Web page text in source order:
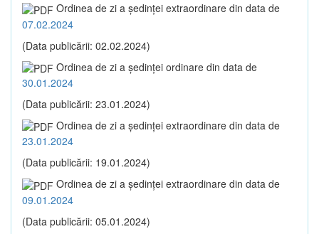
Ordinea de zi a şedinţei extraordinare din data de
07.02.2024
(Data publicării: 02.02.2024)
Ordinea de zi a şedinţei ordinare din data de
30.01.2024
(Data publicării: 23.01.2024)
Ordinea de zi a şedinţei extraordinare din data de
23.01.2024
(Data publicării: 19.01.2024)
Ordinea de zi a şedinţei extraordinare din data de
09.01.2024
(Data publicării: 05.01.2024)